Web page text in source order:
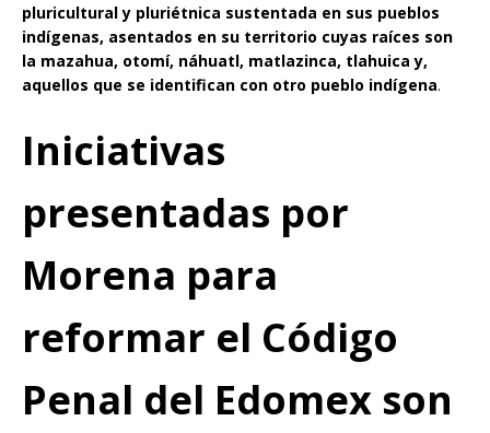
pluricultural y pluriétnica sustentada en sus pueblos
indígenas, asentados en su territorio cuyas raíces son
la mazahua, otomí, náhuatl, matlazinca, tlahuica y,
aquellos que se identifican con otro pueblo indígena.
Iniciativas
presentadas por
Morena para
reformar el Código
Penal del Edomex son